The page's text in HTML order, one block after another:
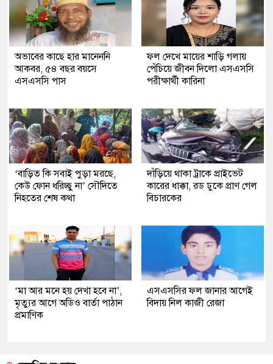
অভাবের কাছে হার মানেননি
আকবর, ৫৪ বছর বয়সে
এসএসসি পাস
ফল দেখে মায়ের শাড়ি গলায়
পেঁচিয়ে জীবন দিলো এসএসসি
পরীক্ষার্থী কারিনা
‘বাড়িত কি সবাই পুড়া মরছে,
কেউ ফোন ধরিচ্ছু না’ সৌদিতে
নিহতের শেষ কথা
দাঁড়িয়ে থাকা ট্রাকে প্রাইভেট
কারের ধাক্কা, রড ঢুকে প্রাণ গেল
বিচারকের
‘মা আর মনে হয় দেখা হবে না’,
মৃত্যুর আগে অডিও বার্তা পাঠান
প্রমাণিক
এসএসসির ফল জানার আগেই
বিদায় নিল কাজী রেজা